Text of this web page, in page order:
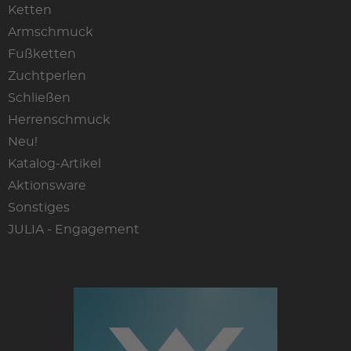
Ketten
Armschmuck
Fußketten
Zuchtperlen
Schließen
Herrenschmuck
Neu!
Katalog-Artikel
Aktionsware
Sonstiges
JULIA - Engagement